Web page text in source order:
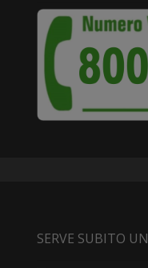
SERVE SUBITO